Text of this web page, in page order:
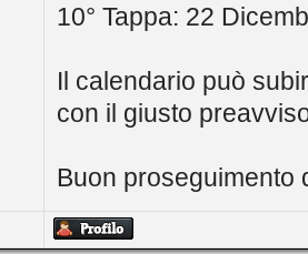
10° Tappa: 22
Il calendario può
con il giusto
Buon proseguimento